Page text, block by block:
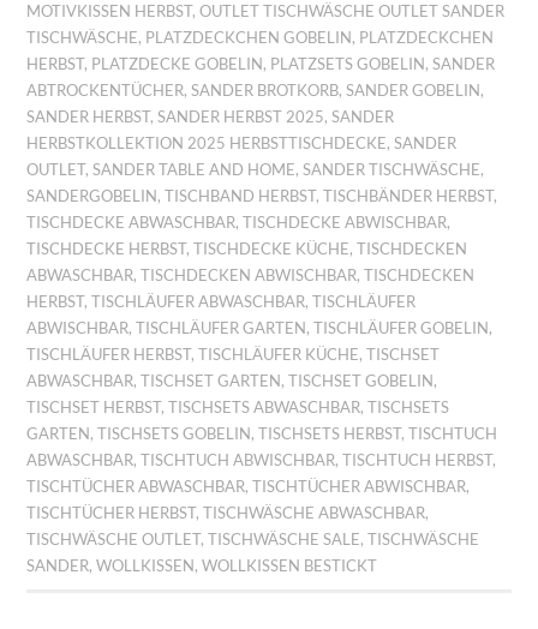
MOTIVKISSEN HERBST,OUTLET TISCHWÄSCHE OUTLET SANDER
TISCHWÄSCHE, PLATZDECKCHEN GOBELIN, PLATZDECKCHEN
HERBST, PLATZDECKE GOBELIN, PLATZSETS GOBELIN,SANDER
ABTROCKENTÜCHER,SANDER BROTKORB,SANDER GOBELIN,
SANDER HERBST,SANDER HERBST 2025,SANDER
HERBSTKOLLEKTION 2025 HERBSTTISCHDECKE,SANDER
OUTLET,SANDER TABLE AND HOME,SANDER TISCHWÄSCHE,
SANDERGOBELIN,TISCHBAND HERBST,TISCHBÄNDER HERBST,
TISCHDECKE ABWASCHBAR,TISCHDECKE ABWISCHBAR,
TISCHDECKE HERBST,TISCHDECKE KÜCHE,TISCHDECKEN
ABWASCHBAR,TISCHDECKEN ABWISCHBAR,TISCHDECKEN
HERBST,TISCHLÄUFER ABWASCHBAR,TISCHLÄUFER
ABWISCHBAR,TISCHLÄUFER GARTEN,TISCHLÄUFER GOBELIN,
TISCHLÄUFER HERBST,TISCHLÄUFER KÜCHE,TISCHSET
ABWASCHBAR,TISCHSET GARTEN,TISCHSET GOBELIN,
TISCHSET HERBST,TISCHSETS ABWASCHBAR,TISCHSETS
GARTEN,TISCHSETS GOBELIN,TISCHSETS HERBST,TISCHTUCH
ABWASCHBAR,TISCHTUCH ABWISCHBAR,TISCHTUCH HERBST,
TISCHTÜCHER ABWASCHBAR,TISCHTÜCHER ABWISCHBAR,
TISCHTÜCHER HERBST,TISCHWÄSCHE ABWASCHBAR,
TISCHWÄSCHE OUTLET,TISCHWÄSCHE SALE,TISCHWÄSCHE
SANDER,WOLLKISSEN,WOLLKISSEN BESTICKT